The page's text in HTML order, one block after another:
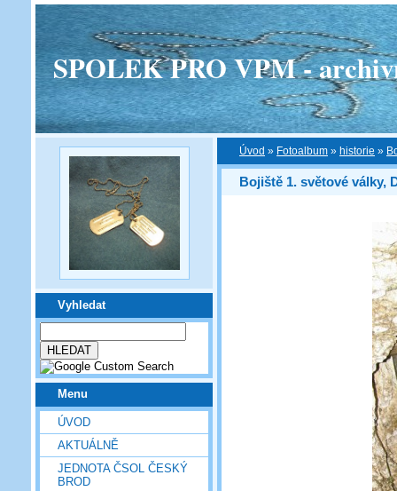
SPOLEK PRO VPM -
Vyhledat
Menu
ÚVOD
AKTUÁLNĚ
JEDNOTA ČSOL ČESKÝ
BROD
Úvod » Fotoalbum » historie »
Bojiště 1. světové války,